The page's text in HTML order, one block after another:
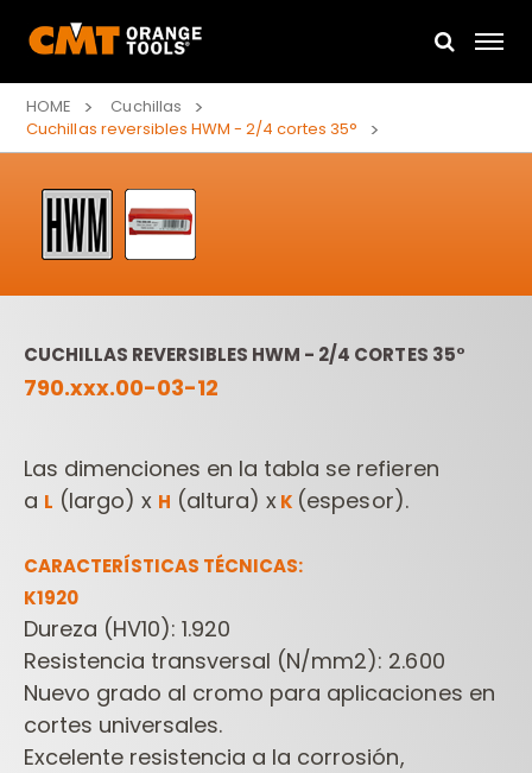
HOME
Cuchillas
Cuchillas reversibles HWM - 2/4 cortes 35°
CUCHILLAS REVERSIBLES HWM - 2/4 CORTES 35°
790.xxx.00-03-12
Las dimenciones en la tabla se refieren
a L (largo) x H (altura) x K (espesor).
CARACTERÍSTICAS TÉCNICAS:
K1920
Dureza (HV10): 1.920
Resistencia transversal (N/mm2): 2.600
Nuevo grado al cromo para aplicaciones en
cortes universales.
Excelente resistencia a la corrosión,